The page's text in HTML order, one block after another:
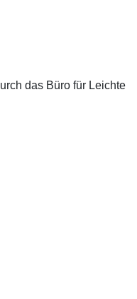
das Büro für Leichte